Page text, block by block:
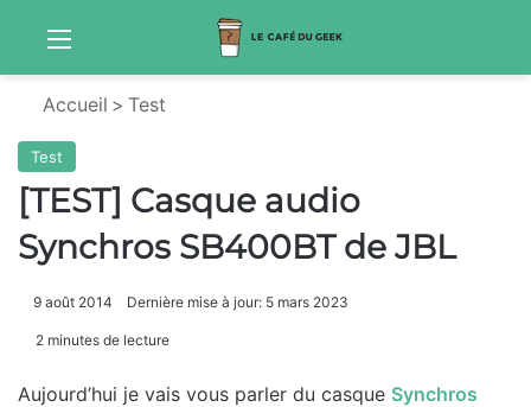
Accueil > Test
Test
[TEST] Casque audio
Synchros SB400BT de JBL
9 août 2014 Dernière mise à jour: 5 mars 2023
2 minutes de lecture
Aujourd’hui je vais vous parler du casque Synchros